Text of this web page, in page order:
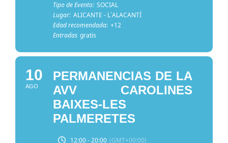
Tipo de Evento: SOCIAL
Lugar: ALICANTE - L´ALACANTÍ
Edad recomendada: +12
Entradas gratis
10
AGO
PERMANENCIAS DE LA
AVV CAROLINES
BAIXES-LES
PALMERETES
12:00 - 20:00 (GMT+00:00)